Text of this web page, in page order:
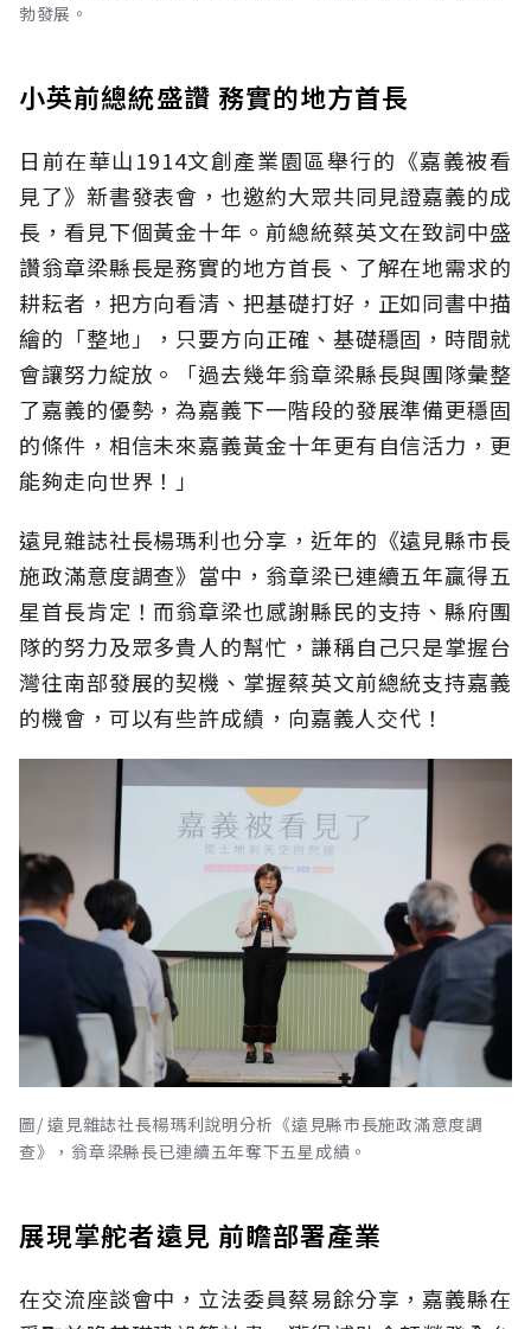
勃發展。
小英前總統盛讚 務實的地方首長
日前在華山1914文創產業園區舉行的《嘉義被看
見了》新書發表會，也邀約大眾共同見證嘉義的成
長，看見下個黃金十年。前總統蔡英文在致詞中盛
讚翁章梁縣長是務實的地方首長、了解在地需求的
耕耘者，把方向看清、把基礎打好，正如同書中描
繪的「整地」，只要方向正確、基礎穩固，時間就
會讓努力綻放。「過去幾年翁章梁縣長與團隊彙整
了嘉義的優勢，為嘉義下一階段的發展準備更穩固
的條件，相信未來嘉義黃金十年更有自信活力，更
能夠走向世界！」
遠見雜誌社長楊瑪利也分享，近年的《遠見縣市長
施政滿意度調查》當中，翁章梁已連續五年贏得五
星首長肯定！而翁章梁也感謝縣民的支持、縣府團
隊的努力及眾多貴人的幫忙，謙稱自己只是掌握台
灣往南部發展的契機、掌握蔡英文前總統支持嘉義
的機會，可以有些許成績，向嘉義人交代！
圖/ 遠見雜誌社長楊瑪利說明分析《遠見縣市長施政滿意度調
查》，翁章梁縣長已連續五年奪下五星成績。
展現掌舵者遠見 前瞻部署產業
在交流座談會中，立法委員蔡易餘分享，嘉義縣在